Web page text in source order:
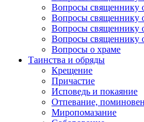
Вопросы священнику
Вопросы священнику
Вопросы священнику
Вопросы священнику
Вопросы о храме
Таинства и обряды
Крещение
Причастие
Исповедь и покаяние
Отпевание,
Миропомазание